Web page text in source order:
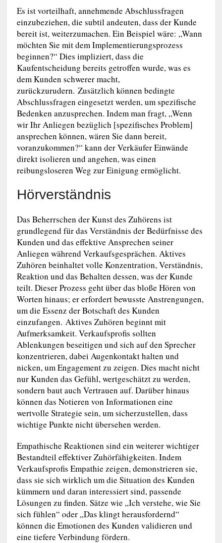
Es ist vorteilhaft, annehmende Abschlussfragen
einzubeziehen, die subtil andeuten, dass der Kunde
bereit ist, weiterzumachen. Ein Beispiel wäre: „Wann
möchten Sie mit dem Implementierungsprozess
beginnen?“ Dies impliziert, dass die
Kaufentscheidung bereits getroffen wurde, was es
dem Kunden schwerer macht,
zurückzurudern. Zusätzlich können bedingte
Abschlussfragen eingesetzt werden, um spezifische
Bedenken anzusprechen. Indem man fragt, „Wenn
wir Ihr Anliegen bezüglich [spezifisches Problem]
ansprechen können, wären Sie dann bereit,
voranzukommen?“ kann der Verkäufer Einwände
direkt isolieren und angehen, was einen
reibungsloseren Weg zur Einigung ermöglicht.
Hörverständnis
Das Beherrschen der Kunst des Zuhörens ist
grundlegend für das Verständnis der Bedürfnisse des
Kunden und das effektive Ansprechen seiner
Anliegen während Verkaufsgesprächen. Aktives
Zuhören beinhaltet volle Konzentration, Verständnis,
Reaktion und das Behalten dessen, was der Kunde
teilt. Dieser Prozess geht über das bloße Hören von
Worten hinaus; er erfordert bewusste Anstrengungen,
um die Essenz der Botschaft des Kunden
einzufangen. Aktives Zuhören beginnt mit
Aufmerksamkeit. Verkaufsprofis sollten
Ablenkungen beseitigen und sich auf den Sprecher
konzentrieren, dabei Augenkontakt halten und
nicken, um Engagement zu zeigen. Dies macht nicht
nur Kunden das Gefühl, wertgeschätzt zu werden,
sondern baut auch Vertrauen auf. Darüber hinaus
können das Notieren von Informationen eine
wertvolle Strategie sein, um sicherzustellen, dass
wichtige Punkte nicht übersehen werden.
Empathische Reaktionen sind ein weiterer wichtiger
Bestandteil effektiver Zuhörfähigkeiten. Indem
Verkaufsprofis Empathie zeigen, demonstrieren sie,
dass sie sich wirklich um die Situation des Kunden
kümmern und daran interessiert sind, passende
Lösungen zu finden. Sätze wie „Ich verstehe, wie Sie
sich fühlen“ oder „Das klingt herausfordernd“
können die Emotionen des Kunden validieren und
eine tiefere Verbindung fördern.